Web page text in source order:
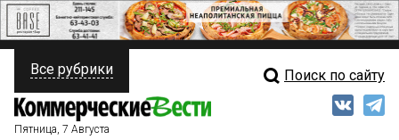
ПОЛИТИКА
ФИНАНСЫ
Свежий выпуск
Все рубрики Поиск по сайту
Пятница, 7 Августа